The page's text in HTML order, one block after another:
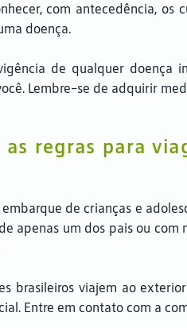
com antecedência, os
doença.
de qualquer doença
Lembre-se de adquirir
as regras para
de crianças e
apenas um dos pais ou com
brasileiros viajem ao
Entre em contato com a